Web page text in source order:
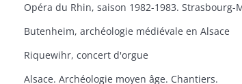
Butenheim, archéologie médiévale en Alsace
Riquewihr, concert d'orgue
Alsace. Archéologie moyen âge. Chantiers.